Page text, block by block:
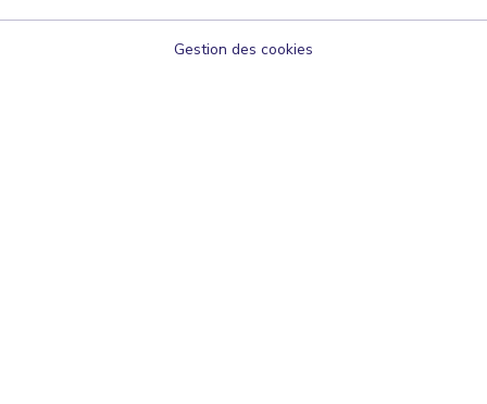
Gestion des cookies